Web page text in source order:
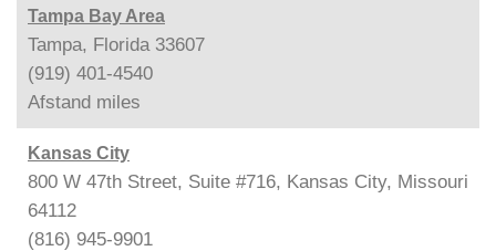
Tampa Bay Area
Tampa, Florida 33607
(919) 401-4540
Afstand miles
Kansas City
800 W 47th Street, Suite #716, Kansas City, Missouri
64112
(816) 945-9901